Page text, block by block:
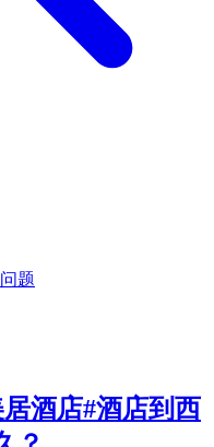
题
酒店#酒店到西